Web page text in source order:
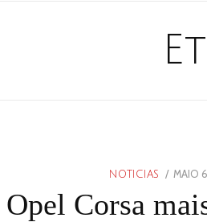
NOTICIAS
POSTED
MAIO
Opel Corsa